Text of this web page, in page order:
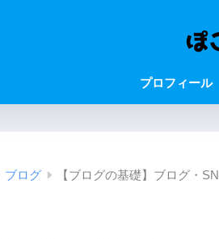
プロフィール
ブログ
【ブログの基礎】ブログ・